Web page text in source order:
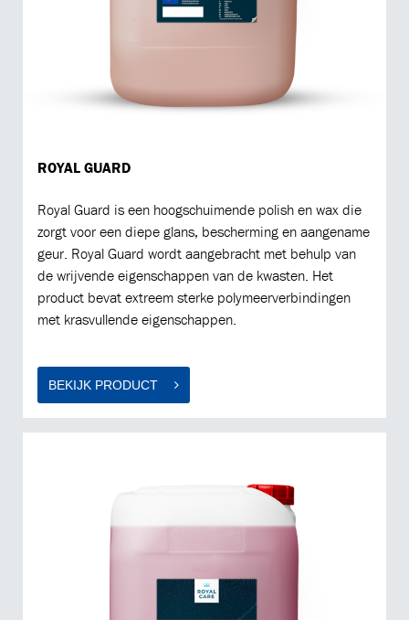
ROYAL GUARD
Royal Guard is een hoogschuimende polish en wax die
zorgt voor een diepe glans, bescherming en aangename
geur. Royal Guard wordt aangebracht met behulp van
de wrijvende eigenschappen van de kwasten. Het
product bevat extreem sterke polymeerverbindingen
met krasvullende eigenschappen.
BEKIJK PRODUCT